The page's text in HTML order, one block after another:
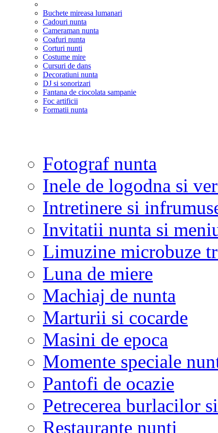
Buchete mireasa lumanari
Cadouri nunta
Cameraman nunta
Coafuri nunta
Corturi nunti
Costume mire
Cursuri de dans
Decoratiuni nunta
DJ si sonorizari
Fantana de ciocolata sampanie
Foc artificii
Formatii nunta
Fotograf nunta
Inele de logodna si
Intretinere si
Invitatii nunta si
Limuzine microbuze
Luna de miere
Machiaj de nunta
Marturii si cocarde
Masini de epoca
Momente speciale
Pantofi de ocazie
Petrecerea burlacilor
Restaurante nunti